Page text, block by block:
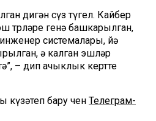
дигән сүз түгел. Кайбер
төрләре генә башкарылган,
инженер системалары, йә
ә калган эшләр
– дип ачыклык кертте
бару өчен Телеграм-